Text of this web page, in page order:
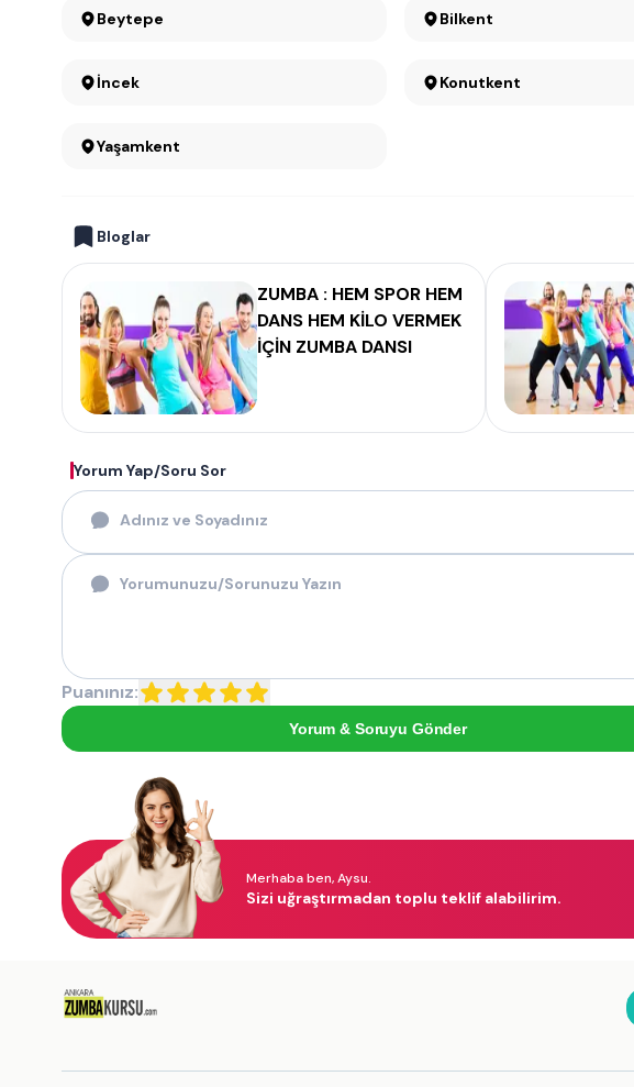
Beytepe Bilkent
İncek Konutkent
Yaşamkent
Bloglar
ZUMBA : HEM SPOR HEM
DANS HEM KİLO VERMEK
İÇİN ZUMBA DANSI
Yorum Yap/Soru Sor
Puanınız:
Yorum & Soruyu Gönder
Merhaba ben, Aysu.
Sizi uğraştırmadan toplu teklif alabilirim.